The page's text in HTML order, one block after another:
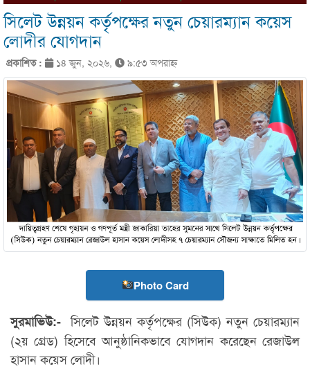
সিলেট উন্নয়ন কর্তৃপক্ষের নতুন চেয়ারম্যান কয়েস
লোদীর যোগদান
প্রকাশিত : ১৪ জুন, ২০২৬, ৯:৫৩ অপরাহ্ণ
Photo Card
সুরমাভিউ:-সিলেট উন্নয়ন কর্তৃপক্ষের (সিউক) নতুন চেয়ারম্যান
(২য় গ্রেড) হিসেবে আনুষ্ঠানিকভাবে যোগদান করেছেন রেজাউল
হাসান কয়েস লোদী।